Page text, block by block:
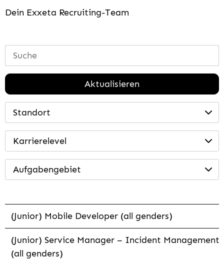
Dein Exxeta Recruiting-Team
Aktualisieren
Standort
Karrierelevel
Aufgabengebiet
(Junior) Mobile Developer (all genders)
(Junior) Service Manager – Incident Management
(all genders)